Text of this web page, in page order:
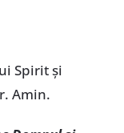
Spirit și
Amin.